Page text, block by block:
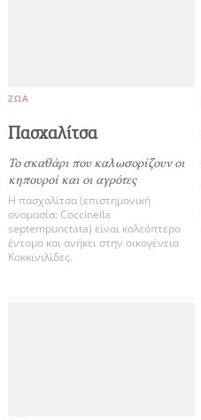
ΖΏΑ
Πασχαλίτσα
Το σκαθάρι που καλωσορίζουν οι
κηπουροί και οι αγρότες
Η πασχαλίτσα (επιστημονική
ονομασία: Coccinella
septempunctata) είναι κολεόπτερο
έντομο και ανήκει στην οικογένεια
Κοκκινιλίδες.